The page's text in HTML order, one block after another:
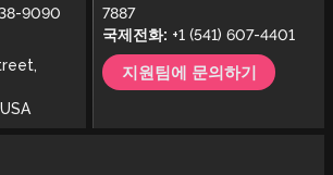
9090
7887
국제전화: +1 (541) 607-4401
지원팀에 문의하기